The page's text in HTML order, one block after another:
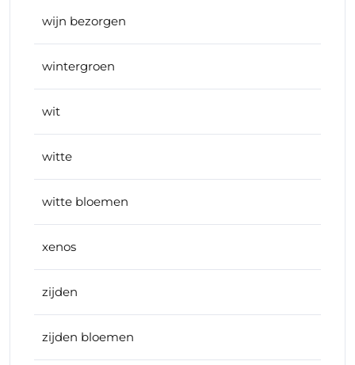
wijn bezorgen
wintergroen
wit
witte
witte bloemen
xenos
zijden
zijden bloemen